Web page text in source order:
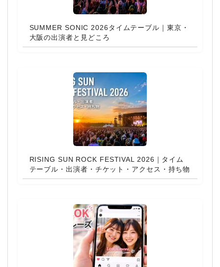
SUMMER SONIC 2026タイムテーブル｜東京・
大阪の出演者と見どころ
RISING SUN ROCK FESTIVAL 2026｜タイム
テーブル・出演者・チケット・アクセス・持ち物